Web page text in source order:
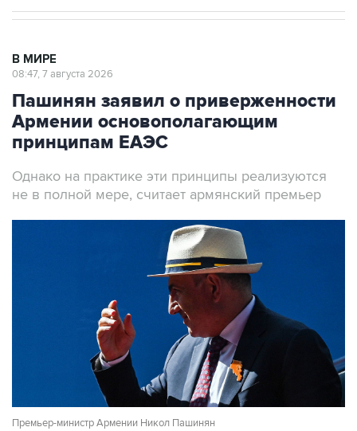
В МИРЕ
08:47, 7 августа 2026
Пашинян заявил о приверженности
Армении основополагающим
принципам ЕАЭС
Однако на практике эти принципы реализуются
не в полной мере, считает армянский премьер
Премьер-министр Армении Никол Пашинян